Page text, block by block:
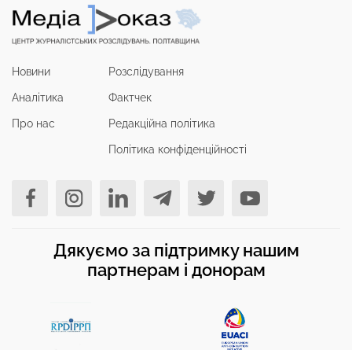
Новини
Аналітика
Про нас
Розслідування
Фактчек
Редакційна політика
Політика конфіденційності
Дякуємо за підтримку нашим
партнерам і донорам